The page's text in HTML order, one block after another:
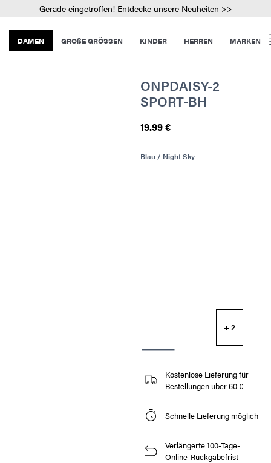
Gerade eingetroffen! Entdecke unsere Neuheiten >>
DAMEN GROßE GRÖSSEN KINDER HERREN MARKEN
ONPDAISY-2
SPORT-BH
19.99 €
Blau / Night Sky
+ 2
Kostenlose Lieferung für
Bestellungen über 60 €
Schnelle Lieferung möglich
Verlängerte 100-Tage-
Online-Rückgabefrist